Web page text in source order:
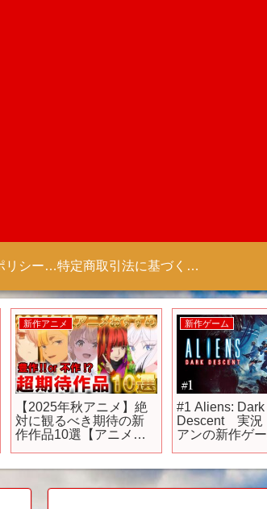
プライバシーポリシー 【Colorful Creation】 特定商取引法に基づく表記（商取引に関する開示）
新作アニメ
【2025年秋アニメ】絶
対に観るべき期待の新
作作品10選【アニメ】
説】【千歳くんはラム
ネ瓶のなか】【私を喰
新作ゲーム
#1 Aliens: Dark
Descent 実
アンの新作ゲ